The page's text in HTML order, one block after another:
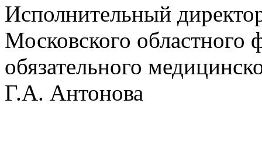
Исполнительный
Московского областного
обязательного
Г.А. Антонова